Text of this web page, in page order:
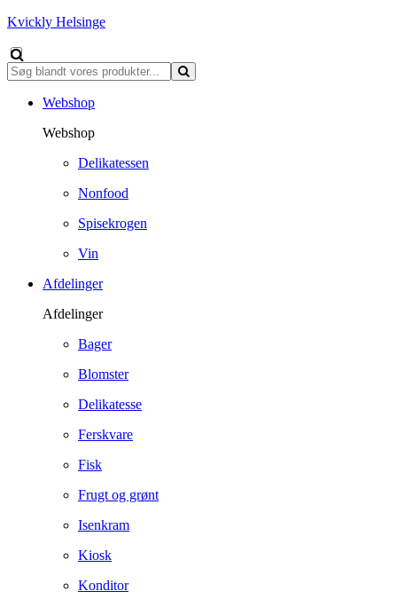
Kvickly Helsinge
Webshop
Webshop
Delikatessen
Nonfood
Spisekrogen
Vin
Afdelinger
Afdelinger
Bager
Blomster
Delikatesse
Ferskvare
Fisk
Frugt og grønt
Isenkram
Kiosk
Konditor